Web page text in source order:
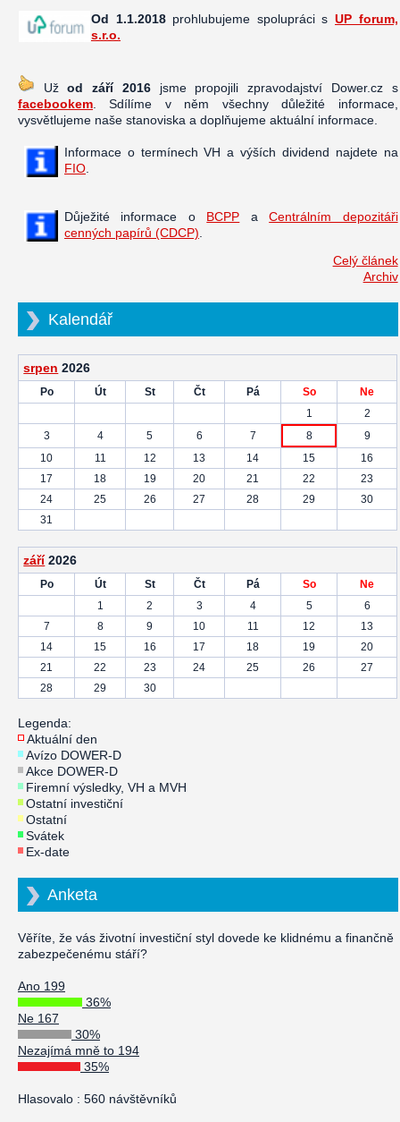
Od 1.1.2018prohlubujeme spolupráci sUP forum,
s.r.o.
Užod září 2016jsme propojili zpravodajství Dower.cz s
facebookem . Sdílíme v něm všechny důležité informace,
vysvětlujeme naše stanoviska a doplňujeme aktuální informace.
Informace o termínech VH a výších dividend najdete na
FIO
Důježité informace o BCPP aCentrálním depozitáři
cenných papírů (CDCP)
Celý článek
Archiv
Kalendář
srpen 2026
Po Út St Čt Pá So
Ne
1
2
3
4 5 6 7 8
9
10
11 12 13 14 15
16
17
18 19 20 21 22
23
24
25 26 27 28 29
30
31
září 2026
Po Út St Čt Pá So
Ne
1
2 3 4 5
6
7
8 9 10 11 12
13
14
15 16 17 18 19
20
21
22 23 24 25 26
27
28
29 30
Legenda:
Aktuální den
Avízo DOWER-D
Akce DOWER-D
Firemní výsledky, VH a MVH
Ostatní investiční
Ostatní
Svátek
Ex-date
Anketa
Věříte, že vás životní investiční styl dovede ke klidnému a finančně
zabezpečenému stáří?
Ano 199
36%
Ne 167
30%
Nezajímá mně to 194
35%
Hlasovalo : 560 návštěvníků